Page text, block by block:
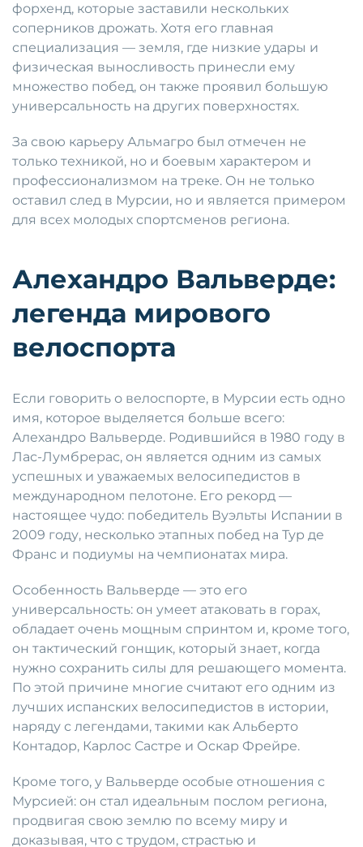
форхенд, которые заставили нескольких
соперников дрожать. Хотя его главная
специализация — земля, где низкие удары и
физическая выносливость принесли ему
множество побед, он также проявил большую
универсальность на других поверхностях.
За свою карьеру Альмагро был отмечен не
только техникой, но и боевым характером и
профессионализмом на треке. Он не только
оставил след в Мурсии, но и является примером
для всех молодых спортсменов региона.
Алехандро Вальверде:
легенда мирового
велоспорта
Если говорить о велоспорте, в Мурсии есть одно
имя, которое выделяется больше всего:
Алехандро Вальверде. Родившийся в 1980 году в
Лас-Лумбрерас, он является одним из самых
успешных и уважаемых велосипедистов в
международном пелотоне. Его рекорд —
настоящее чудо: победитель Вуэльты Испании в
2009 году, несколько этапных побед на Тур де
Франс и подиумы на чемпионатах мира.
Особенность Вальверде — это его
универсальность: он умеет атаковать в горах,
обладает очень мощным спринтом и, кроме того,
он тактический гонщик, который знает, когда
нужно сохранить силы для решающего момента.
По этой причине многие считают его одним из
лучших испанских велосипедистов в истории,
наряду с легендами, такими как Альберто
Контадор, Карлос Састре и Оскар Фрейре.
Кроме того, у Вальверде особые отношения с
Мурсией: он стал идеальным послом региона,
продвигая свою землю по всему миру и
доказывая, что с трудом, страстью и